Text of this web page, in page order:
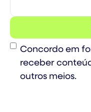
Consent
Concordo em
receber
outros meios.